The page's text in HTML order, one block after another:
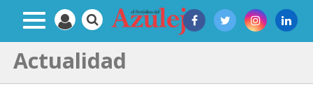
Actualidad